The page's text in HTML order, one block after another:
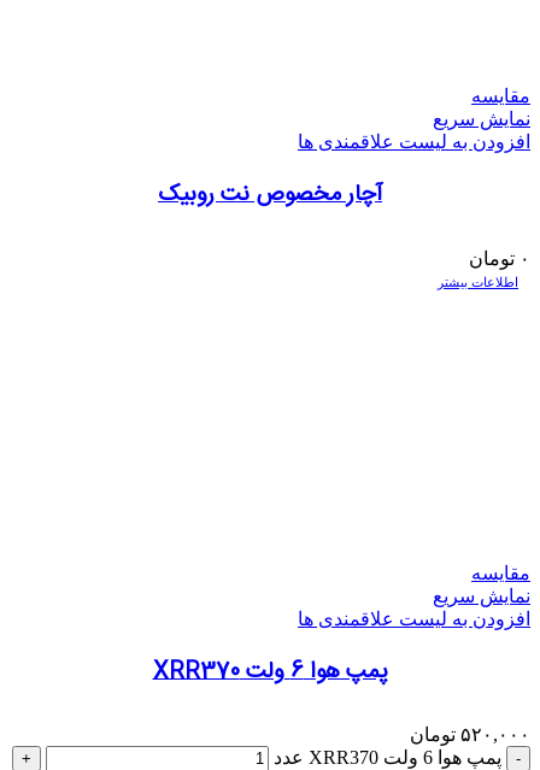
مقایسه
نمایش سریع
افزودن به لیست علاقمندی ها
آچار مخصوص نت روبیک
۰ تومان
اطلاعات بیشتر
مقایسه
نمایش سریع
افزودن به لیست علاقمندی ها
پمپ هوا 6 ولت XRR370
۵۲۰,۰۰۰ تومان
پمپ هوا 6 ولت XRR370 عدد